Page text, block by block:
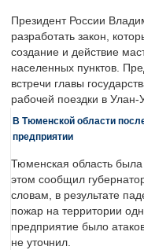
Президент России
разработать закон,
создание и действие
населенных пунктов.
встречи главы
рабочей поездки в Улан-
В Тюменской области
предприятии
Тюменская область
этом сообщил
словам, в результате
пожар на территории
предприятие было
не уточнил.